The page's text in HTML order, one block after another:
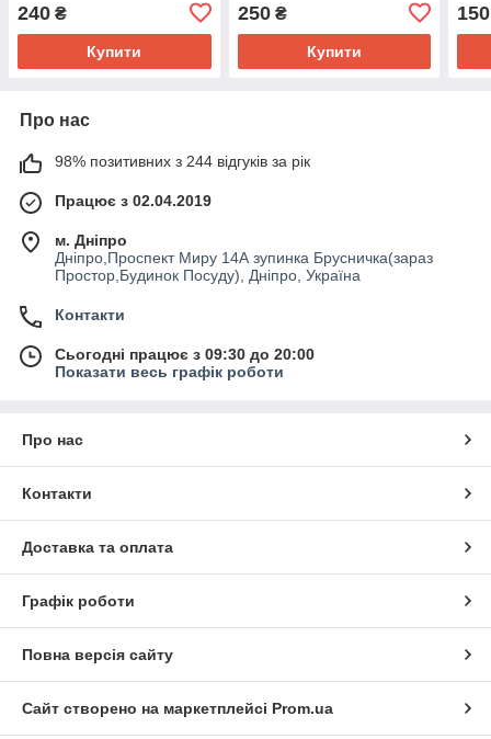
240 ₴
Купити
250₴
Купити
150
Про нас
98% позитивних з 244 відгуків за рік
Працює з 02.04.2019
м. Дніпро
Дніпро,Проспект Миру 14А зупинка Брусничка(зараз
Простор,Будинок Посуду), Дніпро, Україна
Контакти
Сьогодні працює з 09:30 до 20:00
Показати весь графік роботи
Про нас
Контакти
Доставка та оплата
Графік роботи
Повна версія сайту
Сайт створено на маркетплейсі Prom.ua